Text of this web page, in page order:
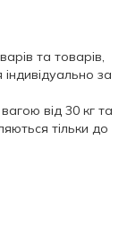
та товарів,
за
від 30 кг та
тільки до